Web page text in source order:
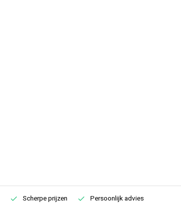
Scherpe prijzen Persoonlijk advies